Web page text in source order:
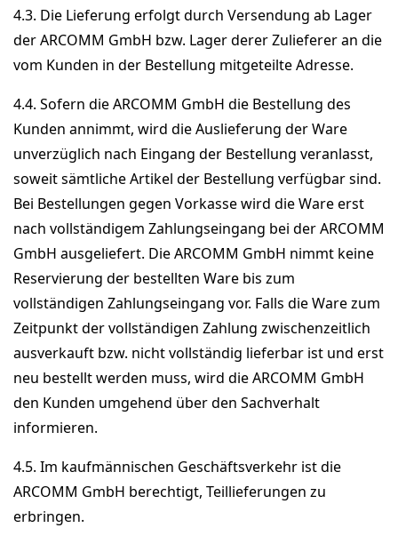
4.3. Die Lieferung erfolgt durch Versendung ab Lager
der ARCOMM GmbH bzw. Lager derer Zulieferer an die
vom Kunden in der Bestellung mitgeteilte Adresse.
4.4. Sofern die ARCOMM GmbH die Bestellung des
Kunden annimmt, wird die Auslieferung der Ware
unverzüglich nach Eingang der Bestellung veranlasst,
soweit sämtliche Artikel der Bestellung verfügbar sind.
Bei Bestellungen gegen Vorkasse wird die Ware erst
nach vollständigem Zahlungseingang bei der ARCOMM
GmbH ausgeliefert. Die ARCOMM GmbH nimmt keine
Reservierung der bestellten Ware bis zum
vollständigen Zahlungseingang vor. Falls die Ware zum
Zeitpunkt der vollständigen Zahlung zwischenzeitlich
ausverkauft bzw. nicht vollständig lieferbar ist und erst
neu bestellt werden muss, wird die ARCOMM GmbH
den Kunden umgehend über den Sachverhalt
informieren.
4.5. Im kaufmännischen Geschäftsverkehr ist die
ARCOMM GmbH berechtigt, Teillieferungen zu
erbringen.